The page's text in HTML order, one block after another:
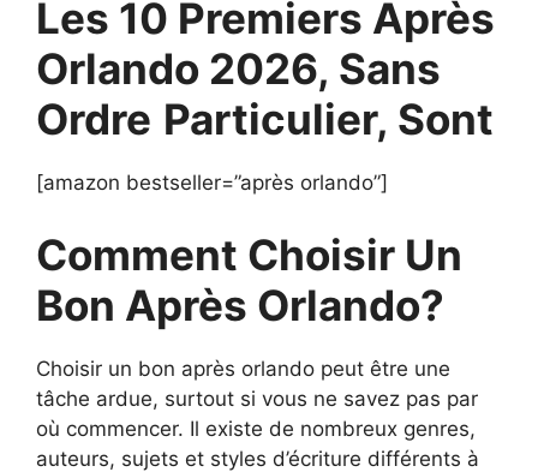
Les 10 Premiers Après
Orlando 2026, Sans
Ordre Particulier, Sont
[amazon bestseller=”après orlando”]
Comment Choisir Un
Bon Après Orlando?
Choisir un bon après orlando peut être une
tâche ardue, surtout si vous ne savez pas par
où commencer. Il existe de nombreux genres,
auteurs, sujets et styles d’écriture différents à